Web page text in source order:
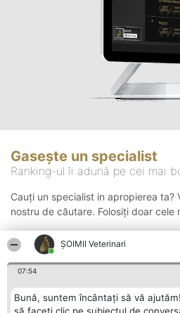
ȘOIMII Veterinari
07:54
Bună, suntem încântați să vă
Gasește un specialist
Ranking-ul îi adună pe cei mai
Cauți un specialist in apropierea ta?
nostru de căutare. Folosiți doar cele